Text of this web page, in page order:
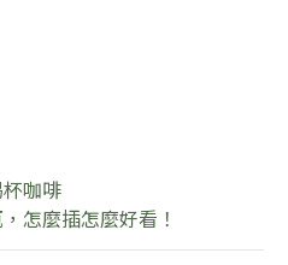
咖啡
怎麼插怎麼好看！